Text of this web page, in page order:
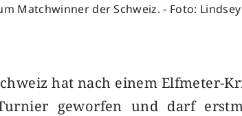
Matchwinner der Schweiz. - Foto: Lindsey
hat nach einem Elfmeter-
geworfen und darf